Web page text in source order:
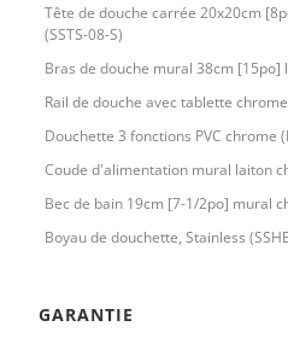
Tête de douche carrée 20x20cm
(SSTS-08-S)
Bras de douche mural 38cm [15po]
Rail de douche avec tablette chrome
Douchette 3 fonctions PVC chrome
Coude d'alimentation mural laiton
Bec de bain 19cm [7-1/2po] mural
Boyau de douchette, Stainless
GARANTIE